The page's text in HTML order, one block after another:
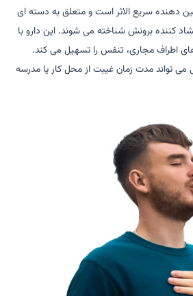
دهنده سریع الاثر است و متعلق به دسته ای
کننده برونش شناخته می شوند. این دارو با
اطراف مجاری، تنفس را تسهیل می کند.
تواند مدت زمان غیبت از محل کار یا مدرسه